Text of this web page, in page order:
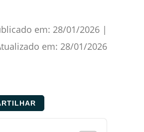
em: 28/01/2026 |
em: 28/01/2026